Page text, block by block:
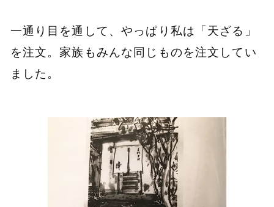
一通り目を通して、やっぱり私は「天ざる」
を注文。家族もみんな同じものを注文してい
ました。